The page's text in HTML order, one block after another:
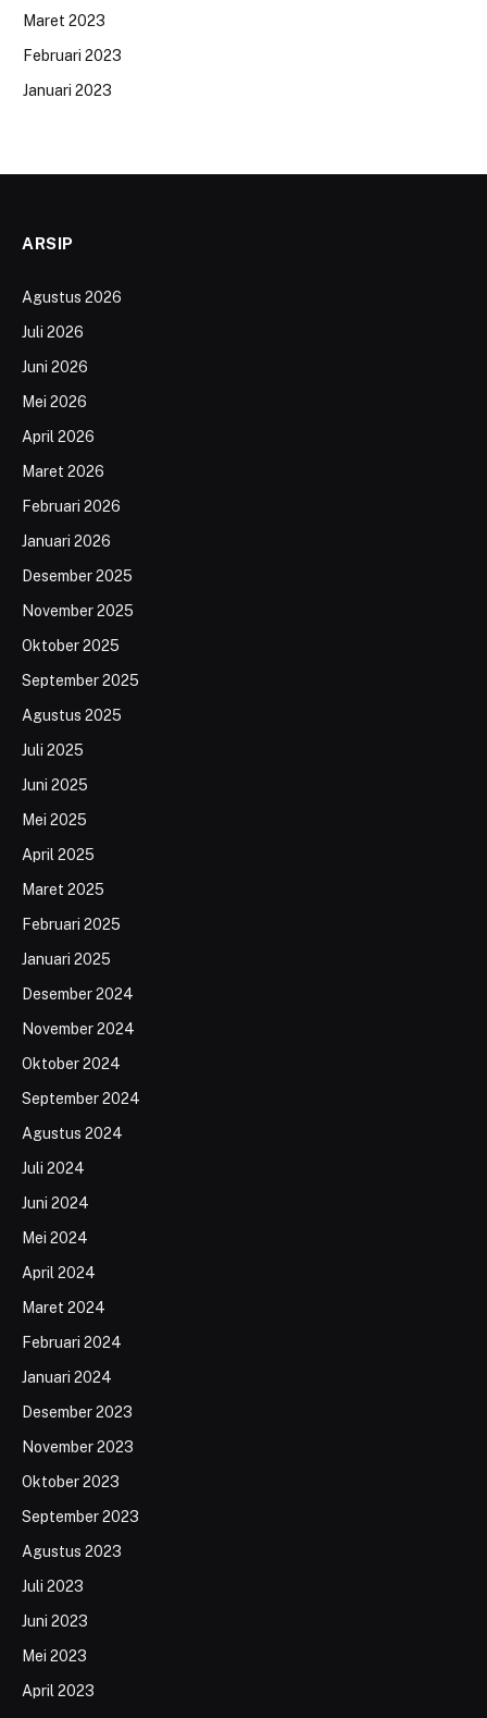
Maret 2023
Februari 2023
Januari 2023
ARSIP
Agustus 2026
Juli 2026
Juni 2026
Mei 2026
April 2026
Maret 2026
Februari 2026
Januari 2026
Desember 2025
November 2025
Oktober 2025
September 2025
Agustus 2025
Juli 2025
Juni 2025
Mei 2025
April 2025
Maret 2025
Februari 2025
Januari 2025
Desember 2024
November 2024
Oktober 2024
September 2024
Agustus 2024
Juli 2024
Juni 2024
Mei 2024
April 2024
Maret 2024
Februari 2024
Januari 2024
Desember 2023
November 2023
Oktober 2023
September 2023
Agustus 2023
Juli 2023
Juni 2023
Mei 2023
April 2023